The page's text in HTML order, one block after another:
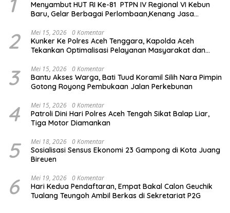
Menyambut HUT RI Ke-81 PTPN IV Regional VI Kebun
Baru, Gelar Berbagai Perlombaan,Kenang Jasa
2 Mei 15, 2026 0 Komentar
Kunker Ke Polres Aceh Tenggara, Kapolda Aceh
Tekankan Optimalisasi Pelayanan Masyarakat dan
3 Mei 15, 2026 0 Komentar
Bantu Akses Warga, Bati Tuud Koramil Silih Nara Pimpin
Gotong Royong Pembukaan Jalan Perkebunan
4 Mei 15, 2026 0 Komentar
Patroli Dini Hari Polres Aceh Tengah Sikat Balap Liar,
Tiga Motor Diamankan
5 Mei 18, 2026 0 Komentar
Sosialisasi Sensus Ekonomi 23 Gampong di Kota Juang
Bireuen
6 Mei 19, 2026 0 Komentar
Hari Kedua Pendaftaran, Empat Bakal Calon Geuchik
Tualang Teungoh Ambil Berkas di Sekretariat P2G